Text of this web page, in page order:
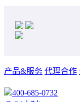
产品&服务 代理合作
400-685-0732